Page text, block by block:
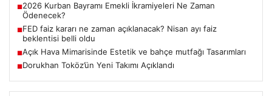
■2026 Kurban Bayramı Emekli İkramiyeleri Ne Zaman
Ödenecek?
■FED faiz kararı ne zaman açıklanacak? Nisan ayı faiz
beklentisi belli oldu
■Açık Hava Mimarisinde Estetik ve bahçe mutfağı Tasarımları
■Dorukhan Toköz’ün Yeni Takımı Açıklandı